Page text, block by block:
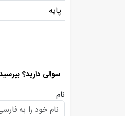
پایه
سوالی دارید؟
نام